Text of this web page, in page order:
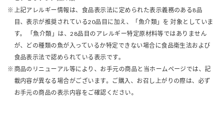
上記アレルギー情報は、食品表示法に定められた表示義務のある8品
目、表示が推奨されている20品目に加え、「魚介類」を 対象としていま
す。 「魚介類」は、28品目のアレルギー特定原材料等ではありません
が、どの種類の魚が入っているか特定できない場合に食品衛生法および
食品表示法で認められている表示です。
商品のリニューアル等により、お手元の商品と当ホームページでは、記
載内容が異なる場合がございます。ご購入、お召し上がりの際は、必ず
お手元の商品の表示内容をご確認ください。